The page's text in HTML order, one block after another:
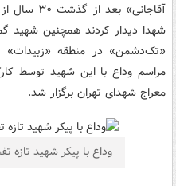
آقاجانی»
شهدا دیدار کردند همچنین شهید
«تک‌دشمن» در منطقه «زبیدات»
مراسم وداع با این شهید توسط
معراج شهدای تهران برگزار شد.
وداع با پیکر شهید